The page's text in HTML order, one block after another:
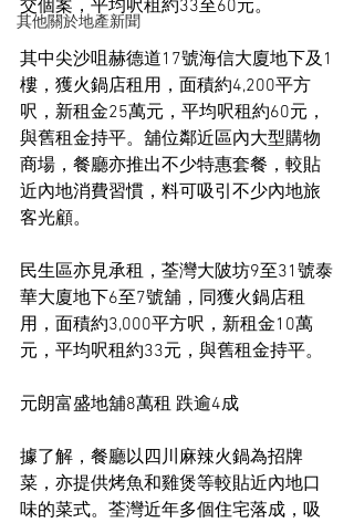
其他關於地產新聞
交個案，平均呎租約33至60元。
其中尖沙咀赫德道17號海信大廈地下及1
樓，獲火鍋店租用，面積約4,200平方
呎，新租金25萬元，平均呎租約60元，
與舊租金持平。舖位鄰近區內大型購物
商場，餐廳亦推出不少特惠套餐，較貼
近內地消費習慣，料可吸引不少內地旅
客光顧。
民生區亦見承租，荃灣大陂坊9至31號泰
華大廈地下6至7號舖，同獲火鍋店租
用，面積約3,000平方呎，新租金10萬
元，平均呎租約33元，與舊租金持平。
元朗富盛地舖8萬租 跌逾4成
據了解，餐廳以四川麻辣火鍋為招牌
菜，亦提供烤魚和雞煲等較貼近內地口
味的菜式。荃灣近年多個住宅落成，吸